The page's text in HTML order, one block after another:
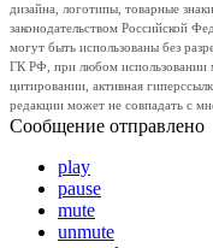
дизайна, логотипы, товарные
законодательством Российской
могут быть использованы без
ГК РФ, при любом использовании
цитировании, активная
редакции может не совпадать с
Сообщение отправлено
play
pause
mute
unmute